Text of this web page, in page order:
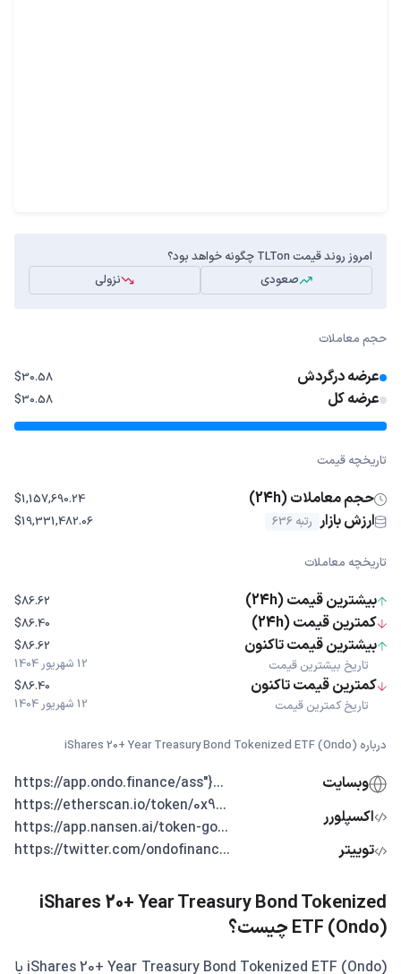
امروز روند قیمت TLTon چگونه خواهد بود؟
صعودی
نزولی
حجم معاملات
عرضه درگردش $30.58
عرضه کل $30.58
تاریخچه قیمت
حجم معاملات (24h) $1,157,690.24
ارزش بازار رتبه 636 $19,331,482.06
تاریخچه معاملات
بیشترین قیمت (24h) $86.62
کمترین قیمت (24h) $86.40
بیشترین قیمت تاکنون
تاریخ بیشترین قیمت
$86.62
12 شهریور 1404
کمترین قیمت تاکنون
تاریخ کمترین قیمت
$86.40
12 شهریور 1404
درباره iShares 20+ Year Treasury Bond Tokenized ETF (Ondo)
وبسایت
...{"https://app.ondo.finance/ass
اکسپلورر
...https://etherscan.io/token/0x9
...https://app.nansen.ai/token-go
توییتر
...https://twitter.com/ondofinanc
iShares 20+ Year Treasury Bond Tokenized
ETF (Ondo) چیست؟
iShares 20+ Year Treasury Bond Tokenized ETF (Ondo) با